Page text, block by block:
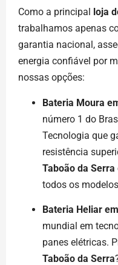
Como a principal loja
trabalhamos apenas
garantia nacional,
energia confiável por
nossas opções:
Bateria Moura
número 1 do
Tecnologia que
resistência
Taboão da Serra
todos os
Bateria Heliar
mundial em
panes elétricas.
Taboão da Serra